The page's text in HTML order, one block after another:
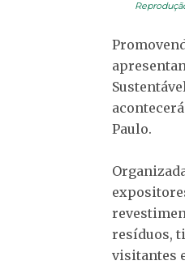
Paulo.
resíduos,
visitantes